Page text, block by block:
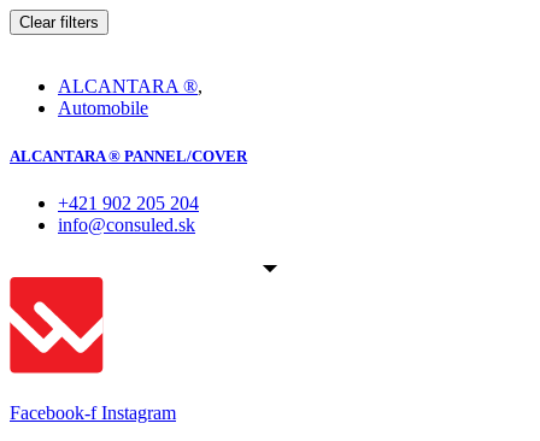
Clear filters
ALCANTARA ®,
Automobile
ALCANTARA ® PANNEL/COVER
+421 902 205 204
info@consuled.sk
Facebook-f Instagram